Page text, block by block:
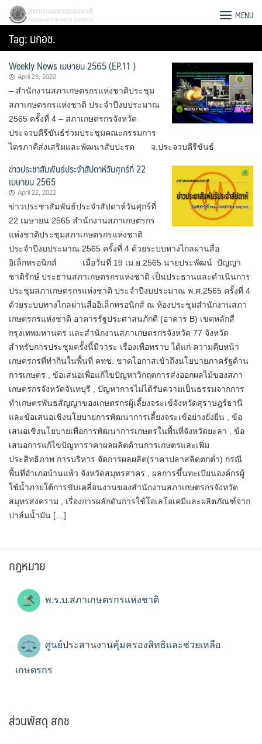
Skip
content
Search
for:
สภาเกษตรกรแห่งชาติ MENU
Tag:มกอช.
Weekly News เมษายน 2565 (EP.11 )
April 29, 2022
– สำนักงานสภาเกษตรกรแห่งชาติประชุม
สภาเกษตรกรแห่งชาติ ประจำปีงบประมาณ
2565 ครั้งที่ 4 – สภาเกษตรกรจังหวัด
ประจวบคีรีขันธ์ร่วมประชุมคณะกรรมการ
ไตรภาคีส่งเสริมและพัฒนาสับปะรด จ.ประจวบคีรีขันธ์
ข่าวประชาสัมพันธ์ประจำสัปดาห์วันศุกร์ที่ 22
เมษายน 2565
April 22, 2022
ข่าวประชาสัมพันธ์ประจำสัปดาห์วันศุกร์ที่
22 เมษายน 2565 สำนักงานสภาเกษตรกร
แห่งชาติประชุมสภาเกษตรกรแห่งชาติ
ประจำปีงบประมาณ 2565 ครั้งที่ 4 ด้วยระบบทางไกลผ่านสื่อ
อิเล็กทรอนิกส์ เมื่อวันที่ 19 เม.ย.2565 นายประพัฒน์ ปัญญา
ชาติรักษ์ ประธานสภาเกษตรกรแห่งชาติ เป็นประธานและดำเนินการ
ประชุมสภาเกษตรกรแห่งชาติ ประจำปีงบประมาณ พ.ศ.2565 ครั้งที่ 4
ด้วยระบบทางไกลผ่านสื่ออิเล็กทรอนิกส์ ณ ห้องประชุมสำนักงานสภา
เกษตรกรแห่งชาติ อาคารรัฐประศาสนภักดี (อาคาร B) เขตหลักสี่
กรุงเทพมหานคร และสำนักงานสภาเกษตรกรจังหวัด 77 จังหวัด
สำหรับการประชุมครั้งนี้มีวาระ เรื่องเพื่อทราบ ได้แก่ ความคืบหน้า
เกษตรกรที่ทำกินในพื้นที่ คทช. ขาดโอกาสเข้าถึงนโยบายภาครัฐด้าน
การเกษตร , ข้อเสนอเพื่อแก้ไขปัญหาวิกฤตการส่งออกผลไม้ของสภา
เกษตรกรจังหวัดจันทบุรี , ปัญหาการไม่ได้รับความเป็นธรรมจากการ
ทำเกษตรพันธสัญญาของเกษตรกรผู้เลี้ยงจระเข้จังหวัดสุราษฎร์ธานี
และข้อเสนอเชิงนโยบายการพัฒนาการเลี้ยงจระเข้อย่างยั่งยืน , ข้อ
เสนอเชิงนโยบายเพื่อการพัฒนาการเกษตรในพื้นที่จังหวัดยะลา , ข้อ
เสนอการแก้ไขปัญหาราคาผลผลิตด้านการเกษตรและเพิ่ม
ประสิทธิภาพ การบริหาร จัดการผลผลิต(ราคาปลาสลิดตกต่ำ) กรณี
พื้นที่อำเภอบ้านแพ้ว จังหวัดสมุทรสาคร , ผลการขึ้นทะเบียนองค์กรผู้
ใช้น้ำภายใต้การขับเคลื่อนงานของสำนักงานสภาเกษตรกรจังหวัด
สมุทรสงคราม , เรื่องการผลักดันการใช้โอเลโอเคมีและผลิตภัณฑ์จาก
ปาล์มน้ำมัน […]
กฎหมาย
พ.ร.บ.สภาเกษตรกรแห่งชาติ
ศูนย์ประสานงานคุ้มครองสิทธิและช่วยเหลือ
เกษตรกร
ส่วนพัสดุ สกช